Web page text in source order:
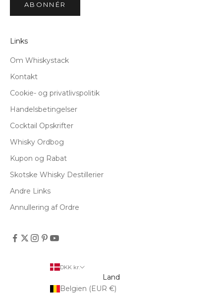
ABONNÉR
Links
Om Whiskystack
Kontakt
Cookie- og privatlivspolitik
Handelsbetingelser
Cocktail Opskrifter
Whisky Ordbog
Kupon og Rabat
Skotske Whisky Destillerier
Andre Links
Annullering af Ordre
DKK kr.
Land
Belgien (EUR €)